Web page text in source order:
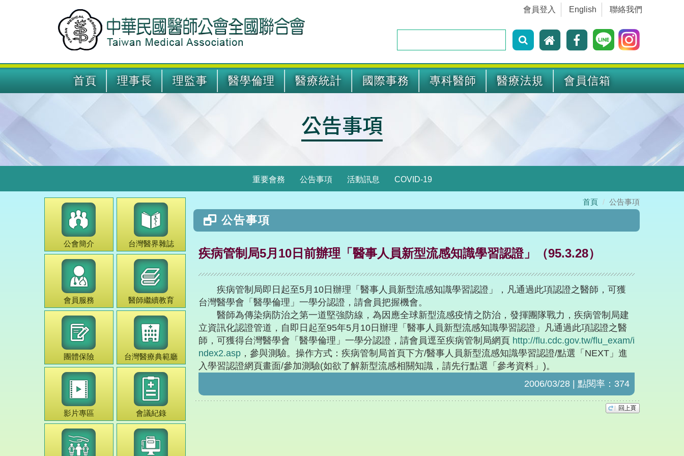
會員登入 English 聯絡我們
首頁 理事長 理監事 醫學倫理 醫療統計 國際事務 專科醫師 醫療法規 會員信箱
公告事項
重要會務 公告事項 活動訊息 COVID-19
公會簡介 台灣醫界雜誌
會員服務 醫師繼續教育
團體保險 台灣醫療典範廳
影片專區 會議紀錄
首頁 公告事項
公告事項
疾病管制局5月10日前辦理「醫事人員新型流感知識學習認證」（95.3.28）
疾病管制局即日起至5月10日辦理「醫事人員新型流感知識學習認證」，凡通過此項認證之醫師，可獲
台灣醫學會「醫學倫理」一學分認證，請會員把握機會。
醫師為傳染病防治之第一道堅強防線，為因應全球新型流感疫情之防治，發揮團隊戰力，疾病管制局建
立資訊化認證管道，自即日起至95年5月10日辦理「醫事人員新型流感知識學習認證」凡通過此項認證之醫
師，可獲得台灣醫學會「醫學倫理」一學分認證，請會員逕至疾病管制局網頁 http://flu.cdc.gov.tw/flu_exam/i
ndex2.asp，參與測驗。操作方式：疾病管制局首頁下方/醫事人員新型流感知識學習認證/點選「NEXT」進
入學習認證網頁畫面/參加測驗(如欲了解新型流感相關知識，請先行點選「參考資料」)。
2006/03/28 | 點閱率：374